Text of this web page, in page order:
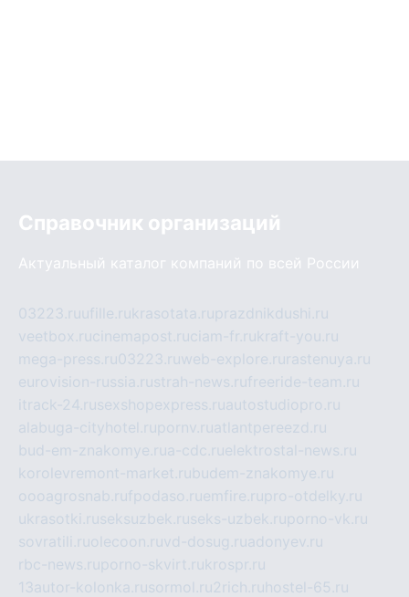
Справочник организаций
Актуальный каталог компаний по всей России
03223.ruufille.rukrasotata.ruprazdnikdushi.ru
veetbox.rucinemapost.ruciam-fr.rukraft-you.ru
mega-press.ru03223.ruweb-explore.ru rastenuya.ru
eurovision-russia.rustrah-news.rufreeride-team.ru
itrack-24.rusexshopexpress.ruautostudiopro.ru
alabuga-cityhotel.rupornv.ruatlantpereezd.ru
bud-em-znakomye.rua-cdc.ruelektrostal-news.ru
korolevremont-market.rubudem-znakomye.ru
oooagrosnab.rufpodaso.ruemfire.rupro-otdelky.ru
ukrasotki.ruseksuzbek.ruseks-uzbek.ruporno-vk.ru
sovratili.ruolecoon.ruvd-dosug.ruadonyev.ru
rbc-news.ruporno-skvirt.rukrospr.ru
13autor-kolonka.rusormol.ru2rich.ru hostel-65.ru